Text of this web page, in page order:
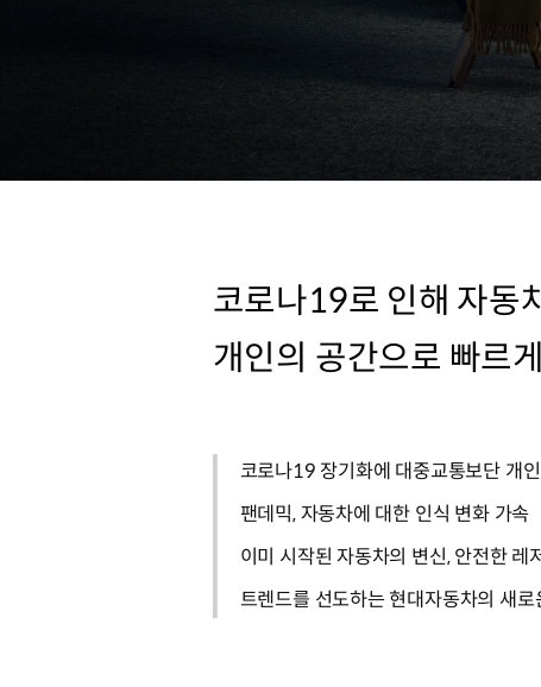
코로나19로 인해 자동
개인의 공간으로 빠르
코로나19 장기화에 대중교통보단 개
팬데믹, 자동차에 대한 인식 변화 가속
이미 시작된 자동차의 변신, 안전한 레
트렌드를 선도하는 현대자동차의 새로